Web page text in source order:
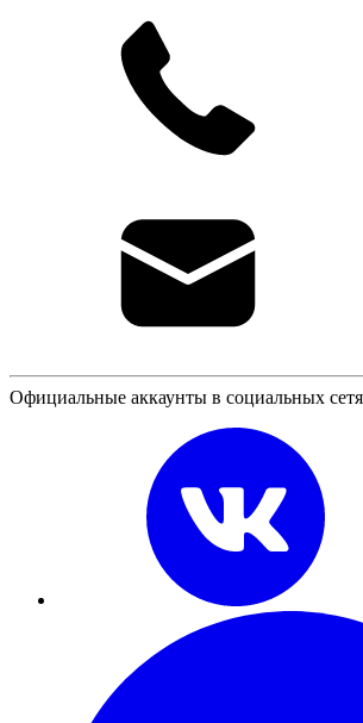
Официальные аккаунты в социальных